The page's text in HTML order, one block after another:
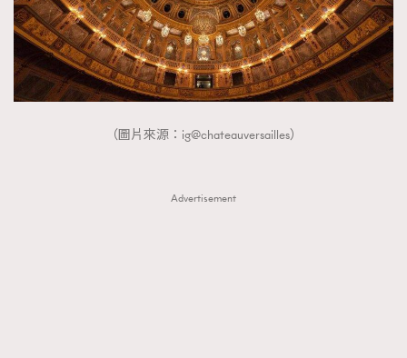
（圖片來源：ig@chateauversailles）
Advertisement